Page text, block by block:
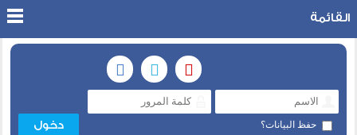
حفظ البيانات؟
القائمة